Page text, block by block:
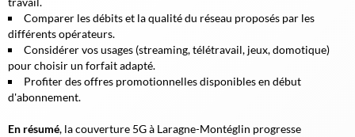
Comparer les débits et la qualité du réseau proposés par les
différents opérateurs.
Considérer vos usages (streaming, télétravail, jeux, domotique)
pour choisir un forfait adapté.
Profiter des offres promotionnelles disponibles en début
d'abonnement.
En résumé, la couverture 5G à Laragne-Montéglin progresse